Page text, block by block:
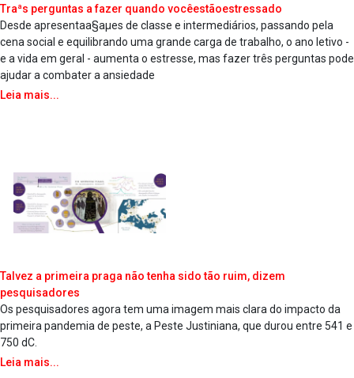
Traªs perguntas a fazer quando vocêestãoestressado
Desde apresentaa§aµes de classe e intermediários, passando pela
cena social e equilibrando uma grande carga de trabalho, o ano letivo -
e a vida em geral - aumenta o estresse, mas fazer três perguntas pode
ajudar a combater a ansiedade
Leia mais...
Talvez a primeira praga não tenha sido tão ruim, dizem
pesquisadores
Os pesquisadores agora tem uma imagem mais clara do impacto da
primeira pandemia de peste, a Peste Justiniana, que durou entre 541 e
750 dC.
Leia mais...